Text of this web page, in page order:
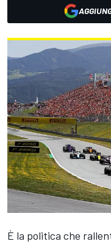
È la politica che